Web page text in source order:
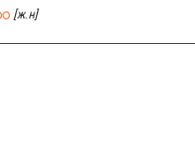
[ж.н]